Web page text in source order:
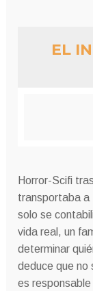
EL
Horror-Scifi
transportaba a
solo se
vida real, un
determinar
deduce que no
es